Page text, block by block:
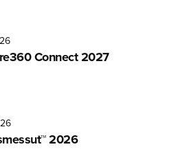
Connect 2027
2026